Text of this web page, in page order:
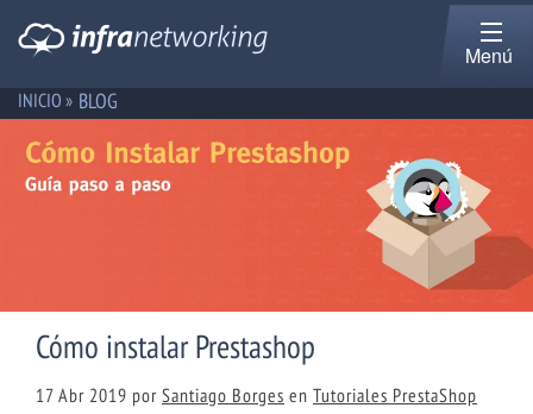
Menú
INICIO » BLOG
Cómo instalar Prestashop
17 Abr 2019 por Santiago Borges en Tutoriales PrestaShop